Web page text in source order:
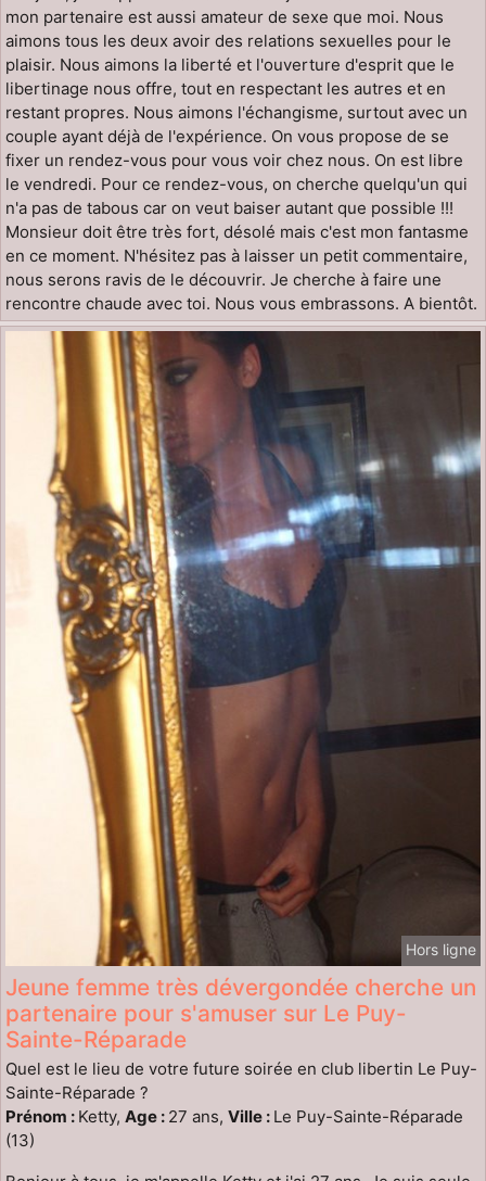
mon partenaire est aussi amateur de sexe que moi. Nous
aimons tous les deux avoir des relations sexuelles pour le
plaisir. Nous aimons la liberté et l'ouverture d'esprit que le
libertinage nous offre, tout en respectant les autres et en
restant propres. Nous aimons l'échangisme, surtout avec un
couple ayant déjà de l'expérience. On vous propose de se
fixer un rendez-vous pour vous voir chez nous. On est libre
le vendredi. Pour ce rendez-vous, on cherche quelqu'un qui
n'a pas de tabous car on veut baiser autant que possible !!!
Monsieur doit être très fort, désolé mais c'est mon fantasme
en ce moment. N'hésitez pas à laisser un petit commentaire,
nous serons ravis de le découvrir. Je cherche à faire une
rencontre chaude avec toi. Nous vous embrassons. A bientôt.
Hors ligne
Jeune femme très dévergondée cherche un
partenaire pour s'amuser sur Le Puy-
Sainte-Réparade
Quel est le lieu de votre future soirée en club libertin Le Puy-
Sainte-Réparade ?
Prénom : Ketty, Age : 27 ans, Ville : Le Puy-Sainte-Réparade
(13)